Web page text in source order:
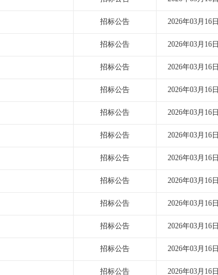
招标公告 2026年03月16日
招标公告 2026年03月16日
招标公告 2026年03月16日
招标公告 2026年03月16日
招标公告 2026年03月16日
招标公告 2026年03月16日
招标公告 2026年03月16日
招标公告 2026年03月16日
招标公告 2026年03月16日
招标公告 2026年03月16日
招标公告 2026年03月16日
招标公告 2026年03月16日